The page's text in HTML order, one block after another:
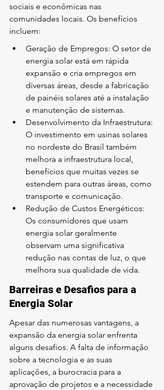
sociais e econômicas nas
comunidades locais. Os benefícios
incluem:
Geração de Empregos: O setor de
energia solar está em rápida
expansão e cria empregos em
diversas áreas, desde a fabricação
de painéis solares até a instalação
e manutenção de sistemas.
Desenvolvimento da Infraestrutura:
O investimento em usinas solares
no nordeste do Brasil também
melhora a infraestrutura local,
benefícios que muitas vezes se
estendem para outras áreas, como
transporte e comunicação.
Redução de Custos Energéticos:
Os consumidores que usam
energia solar geralmente
observam uma significativa
redução nas contas de luz, o que
melhora sua qualidade de vida.
Barreiras e Desafios para a
Energia Solar
Apesar das numerosas vantagens, a
expansão da energia solar enfrenta
alguns desafios. A falta de informação
sobre a tecnologia e as suas
aplicações, a burocracia para a
aprovação de projetos e a necessidade